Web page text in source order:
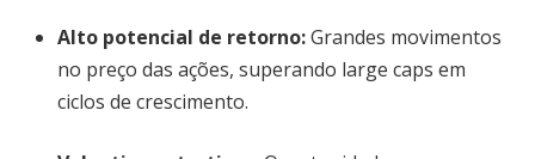
Alto potencial de retorno:Grandes movimentos
no preço das ações, superando large caps em
ciclos de crescimento.